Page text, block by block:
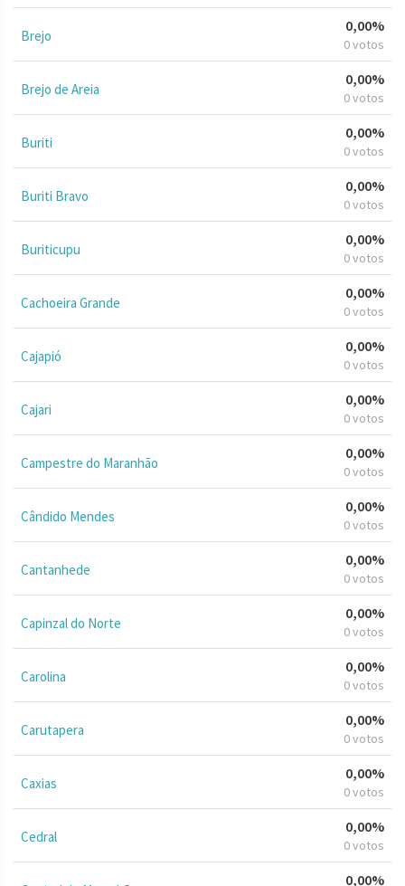
Brejo
0,00%
0 votos
Brejo de Areia
0,00%
0 votos
Buriti
0,00%
0 votos
Buriti Bravo
0,00%
0 votos
Buriticupu
0,00%
0 votos
Cachoeira Grande
0,00%
0 votos
Cajapió
0,00%
0 votos
Cajari
0,00%
0 votos
Campestre do Maranhão
0,00%
0 votos
Cândido Mendes
0,00%
0 votos
Cantanhede
0,00%
0 votos
Capinzal do Norte
0,00%
0 votos
Carolina
0,00%
0 votos
Carutapera
0,00%
0 votos
Caxias
0,00%
0 votos
Cedral
0,00%
0 votos
0,00%